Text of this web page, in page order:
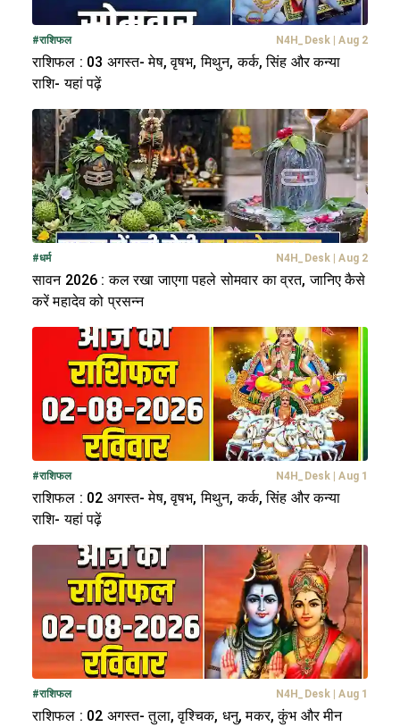
#राशिफल N4H_Desk | Aug 2
राशिफल : 03 अगस्त- मेष, वृषभ, मिथुन, कर्क, सिंह और कन्या
राशि- यहां पढ़ें
#धर्म N4H_Desk | Aug 2
सावन 2026 : कल रखा जाएगा पहले सोमवार का व्रत, जानिए कैसे
करें महादेव को प्रसन्न
#राशिफल N4H_Desk | Aug 1
राशिफल : 02 अगस्त- मेष, वृषभ, मिथुन, कर्क, सिंह और कन्या
राशि- यहां पढ़ें
#राशिफल N4H_Desk | Aug 1
राशिफल : 02 अगस्त- तुला, वृश्चिक, धनु, मकर, कुंभ और मीन